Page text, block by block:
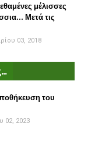
μέλισσες
Μετά τις
03, 2018
του
02, 2023